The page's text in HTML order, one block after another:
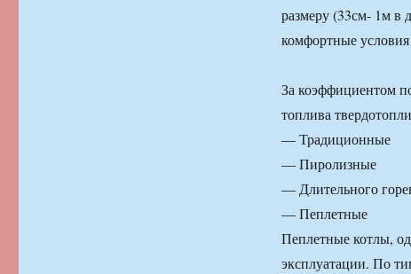
размеру (33см- 1м в
комфортные
За коэффициентом
топлива
— Традиционные
— Пиролизные
— Длительного
— Пеплетные
Пеплетные котлы,
эксплуатации. По